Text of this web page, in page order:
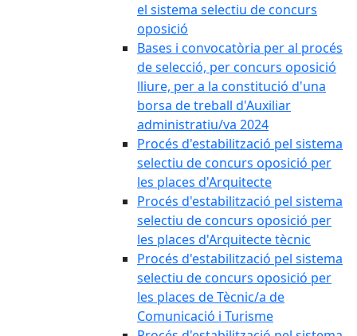
el sistema selectiu de concurs
oposició
Bases i convocatòria per al procés
de selecció, per concurs oposició
lliure, per a la constitució d'una
borsa de treball d'Auxiliar
administratiu/va 2024
Procés d'estabilització pel sistema
selectiu de concurs oposició per
les places d'Arquitecte
Procés d'estabilització pel sistema
selectiu de concurs oposició per
les places d'Arquitecte tècnic
Procés d'estabilització pel sistema
selectiu de concurs oposició per
les places de Tècnic/a de
Comunicació i Turisme